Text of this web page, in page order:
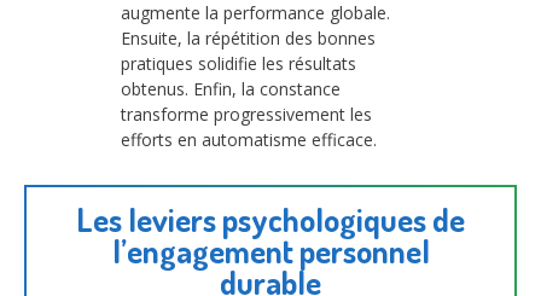
augmente la performance globale.
Ensuite, la répétition des bonnes
pratiques solidifie les résultats
obtenus. Enfin, la constance
transforme progressivement les
efforts en automatisme efficace.
Les leviers psychologiques de
l’engagement personnel
durable